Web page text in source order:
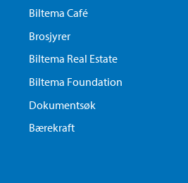
Biltema Café
Brosjyrer
Biltema Real Estate
Biltema Foundation
Dokumentsøk
Bærekraft